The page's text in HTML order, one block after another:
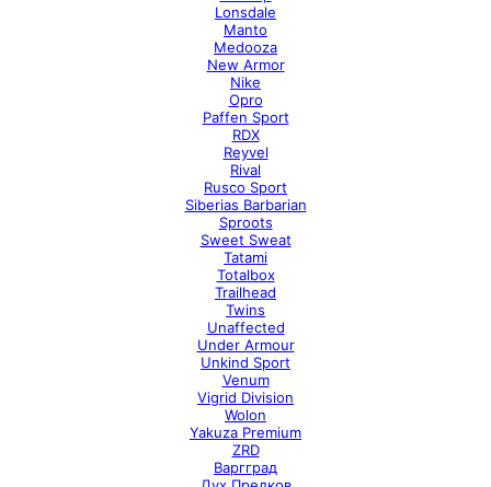
Lonsdale
Manto
Medooza
New Armor
Nike
Opro
Paffen Sport
RDX
Reyvel
Rival
Rusco Sport
Siberias Barbarian
Sproots
Sweet Sweat
Tatami
Totalbox
Trailhead
Twins
Unaffected
Under Armour
Unkind Sport
Venum
Vigrid Division
Wolon
Yakuza Premium
ZRD
Варгград